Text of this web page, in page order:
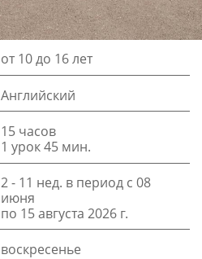
от 10 до 16 лет
Английский
15 часов
1 урок 45 мин.
2 - 11 нед. в период с 08
июня
по 15 августа 2026 г.
воскресенье